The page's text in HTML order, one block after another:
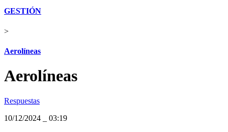
GESTIÓN
>
Aerolíneas
Aerolíneas
Respuestas
10/12/2024
03:19